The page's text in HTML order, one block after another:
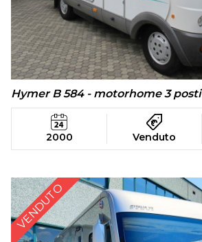
Hymer B 584 - motorhome 3 posti
2000 Venduto
VENDUTO